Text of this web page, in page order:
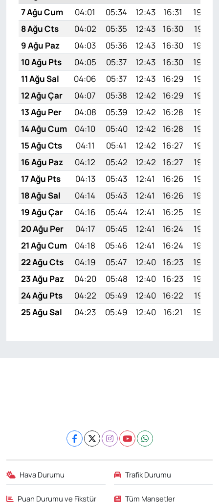
7 Ağu Cum
04:01 05:34 12:43 16:31
19:42
8 Ağu Cts
04:02 05:35 12:43 16:30
19:41
9 Ağu Paz
04:03 05:36 12:43 16:30
19:40
10 Ağu Pts
04:05 05:37 12:43 16:30
19:39
11 Ağu Sal
04:06 05:37 12:43 16:29
19:38
12 Ağu Çar
04:07 05:38 12:42 16:29
19:37
13 Ağu Per
04:08 05:39 12:42 16:28
19:35
14 Ağu Cum
04:10 05:40 12:42 16:28
19:34
15 Ağu Cts
04:11 05:41 12:42 16:27
19:33
16 Ağu Paz
04:12 05:42 12:42 16:27
19:32
17 Ağu Pts
04:13 05:43 12:41 16:26
19:30
18 Ağu Sal
04:14 05:43 12:41 16:26
19:29
19 Ağu Çar
04:16 05:44 12:41 16:25
19:28
20 Ağu Per
04:17 05:45 12:41 16:24
19:27
21 Ağu Cum
04:18 05:46 12:41 16:24
19:25
22 Ağu Cts
04:19 05:47 12:40 16:23
19:24
23 Ağu Paz
04:20 05:48 12:40 16:23
19:22
24 Ağu Pts
04:22 05:49 12:40 16:22
19:21
25 Ağu Sal
04:23 05:49 12:40 16:21 19:20
Hava Durumu Trafik Durumu
Puan Durumu ve Fikstür Tüm Manşetler